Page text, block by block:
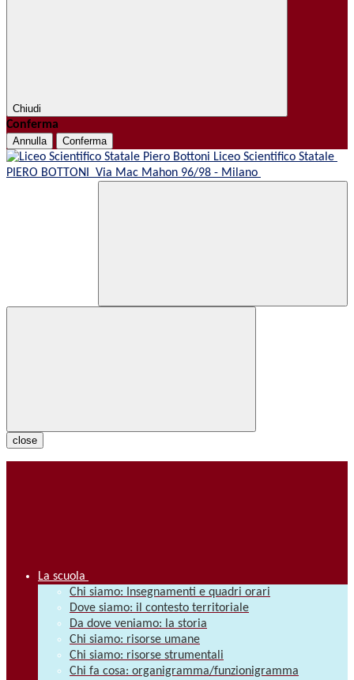
Chiudi
Conferma
Annulla Conferma
Liceo Scientifico Statale
PIERO BOTTONI Via Mac Mahon 96/98 - Milano
close
La scuola
Chi siamo: Insegnamenti e quadri orari
Dove siamo: il contesto territoriale
Da dove veniamo: la storia
Chi siamo: risorse umane
Chi siamo: risorse strumentali
Chi fa cosa: organigramma/funzionigramma